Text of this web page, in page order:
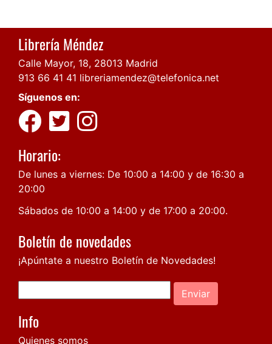
Librería Méndez
Calle Mayor, 18, 28013 Madrid
913 66 41 41 libreriamendez@telefonica.net
Síguenos en:
Horario:
De lunes a viernes: De 10:00 a 14:00 y de 16:30 a
20:00
Sábados de 10:00 a 14:00 y de 17:00 a 20:00.
Boletín de novedades
¡Apúntate a nuestro Boletín de Novedades!
Enviar
Info
Quienes somos